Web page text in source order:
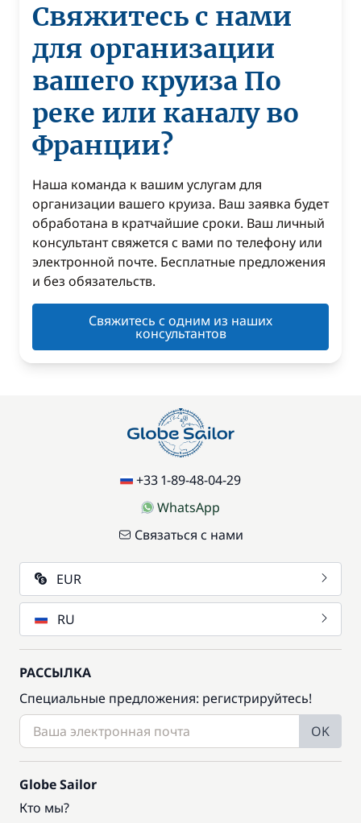
Свяжитесь с нами
для организации
вашего круиза По
реке или каналу во
Франции?
Наша команда к вашим услугам для
организации вашего круиза. Ваш заявка будет
обработана в кратчайшие сроки. Ваш личный
консультант свяжется с вами по телефону или
электронной почте. Бесплатные предложения
и без обязательств.
Свяжитесь с одним из наших
консультантов
+33 1-89-48-04-29
WhatsApp
Связаться с нами
EUR
RU
РАССЫЛКА
Специальные предложения: регистрируйтесь!
OK
Globe Sailor
Кто мы?